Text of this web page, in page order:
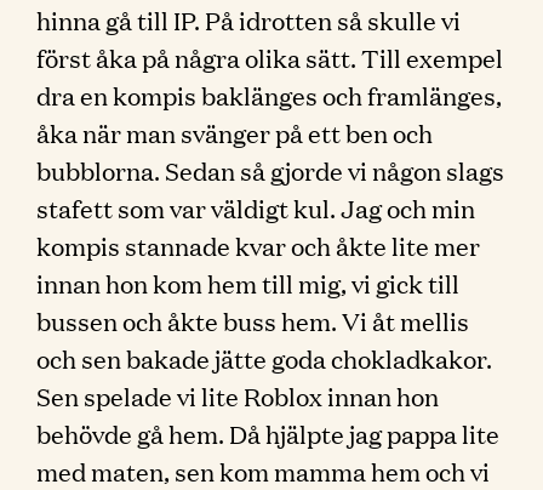
hinna gå till IP. På idrotten så skulle vi
först åka på några olika sätt. Till exempel
dra en kompis baklänges och framlänges,
åka när man svänger på ett ben och
bubblorna. Sedan så gjorde vi någon slags
stafett som var väldigt kul. Jag och min
kompis stannade kvar och åkte lite mer
innan hon kom hem till mig, vi gick till
bussen och åkte buss hem. Vi åt mellis
och sen bakade jätte goda chokladkakor.
Sen spelade vi lite Roblox innan hon
behövde gå hem. Då hjälpte jag pappa lite
med maten, sen kom mamma hem och vi